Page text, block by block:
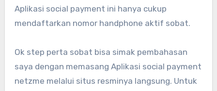
Aplikasi social payment ini hanya cukup
mendaftarkan nomor handphone aktif sobat.
Ok step perta sobat bisa simak pembahasan
saya dengan memasang Aplikasi social payment
netzme melalui situs resminya langsung. Untuk